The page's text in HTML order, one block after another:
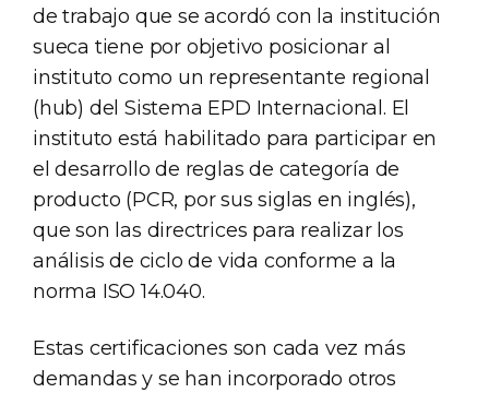
de trabajo que se acordó con la institución
sueca tiene por objetivo posicionar al
instituto como un representante regional
(hub) del Sistema EPD Internacional. El
instituto está habilitado para participar en
el desarrollo de reglas de categoría de
producto (PCR, por sus siglas en inglés),
que son las directrices para realizar los
análisis de ciclo de vida conforme a la
norma ISO 14.040.
Estas certificaciones son cada vez más
demandas y se han incorporado otros